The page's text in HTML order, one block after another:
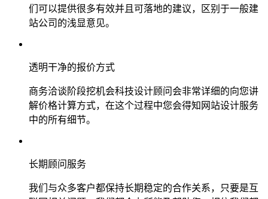
们可以提供很多有效并且可落地的建议，区别于一般建
站公司的浅显意见。
透明干净的报价方式
商务洽谈阶段挖机会科技设计顾问会非常详细的向您讲
解价格计算方式，在这个过程中您会得知网站设计服务
中的所有细节。
长期顾问服务
我们与众多客户都保持长期稳定的合作关系，只要是互